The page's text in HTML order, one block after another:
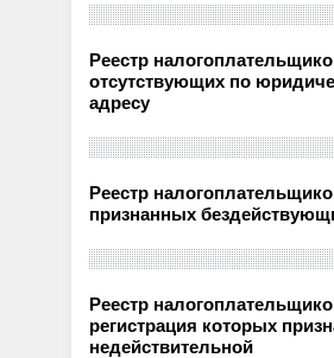
Реестр
отсутствующих по
адресу
Реестр
признанных
Реестр
регистрация которых
недействительной